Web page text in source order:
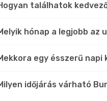
találhatok
hónap a legjobb az
egy ésszerű
időjárás várható